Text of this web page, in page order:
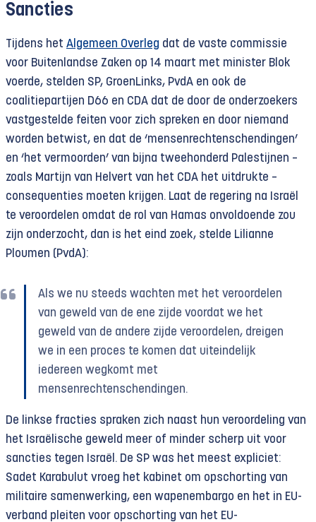
Sancties
Tijdens het Algemeen Overleg dat de vaste commissie
voor Buitenlandse Zaken op 14 maart met minister Blok
voerde, stelden SP, GroenLinks, PvdA en ook de
coalitiepartijen D66 en CDA dat de door de onderzoekers
vastgestelde feiten voor zich spreken en door niemand
worden betwist, en dat de ‘mensenrechtenschendingen’
en ‘het vermoorden’ van bijna tweehonderd Palestijnen –
zoals Martijn van Helvert van het CDA het uitdrukte –
consequenties moeten krijgen. Laat de regering na Israël
te veroordelen omdat de rol van Hamas onvoldoende zou
zijn onderzocht, dan is het eind zoek, stelde Lilianne
Ploumen (PvdA):
Als we nu steeds wachten met het veroordelen
van geweld van de ene zijde voordat we het
geweld van de andere zijde veroordelen, dreigen
we in een proces te komen dat uiteindelijk
iedereen wegkomt met
mensenrechtenschendingen.
De linkse fracties spraken zich naast hun veroordeling van
het Israëlische geweld meer of minder scherp uit voor
sancties tegen Israël. De SP was het meest expliciet:
Sadet Karabulut vroeg het kabinet om opschorting van
militaire samenwerking, een wapenembargo en het in EU-
verband pleiten voor opschorting van het EU-